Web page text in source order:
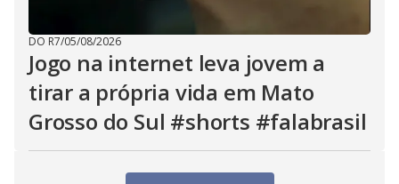
DO R7/05/08/2026
Jogo na internet leva jovem a
tirar a própria vida em Mato
Grosso do Sul #shorts #falabrasil